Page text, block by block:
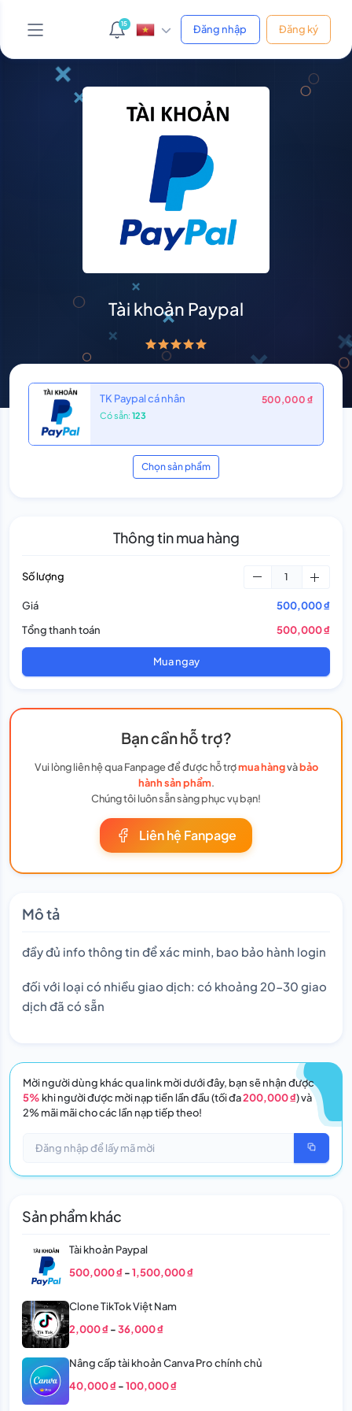
15 Đăng nhập Đăng ký
Tài khoản Paypal
TK Paypal cá nhân
Có sẵn: 123
500,000 ₫
Chọn sản phẩm
Thông tin mua hàng
Số lượng
Giá
500,000 ₫
Tổng thanh toán
500,000 ₫
Mua ngay
Bạn cần hỗ trợ?
Vui lòng liên hệ qua Fanpage để được hỗ trợmua hàngvàbảo
hành sản phẩm.
Chúng tôi luôn sẵn sàng phục vụ bạn!
Liên hệ Fanpage
Mô tả
đầy đủ info thông tin để xác minh, bao bảo hành login
đối với loại có nhiều giao dịch: có khoảng 20-30 giao
dịch đã có sẵn
Mời người dùng khác qua link mời dưới đây, bạn sẽ nhận được
5% khi người được mời nạp tiền lần đầu (tối đa200,000 ₫) và
2% mãi mãi cho các lần nạp tiếp theo!
Sản phẩm khác
Tài khoản Paypal
500,000 ₫-1,500,000 ₫
Clone TikTok Việt Nam
2,000 ₫-36,000 ₫
Nâng cấp tài khoản Canva Pro chính chủ
40,000 ₫-100,000 ₫
AI Support Bot
Online • Phản hồi ngay
Yo! 👋 Mình là bot hỗ trợ của shop.
Bạn cần giúp gì cứ hỏi thẳng nha, mình xử được hết!